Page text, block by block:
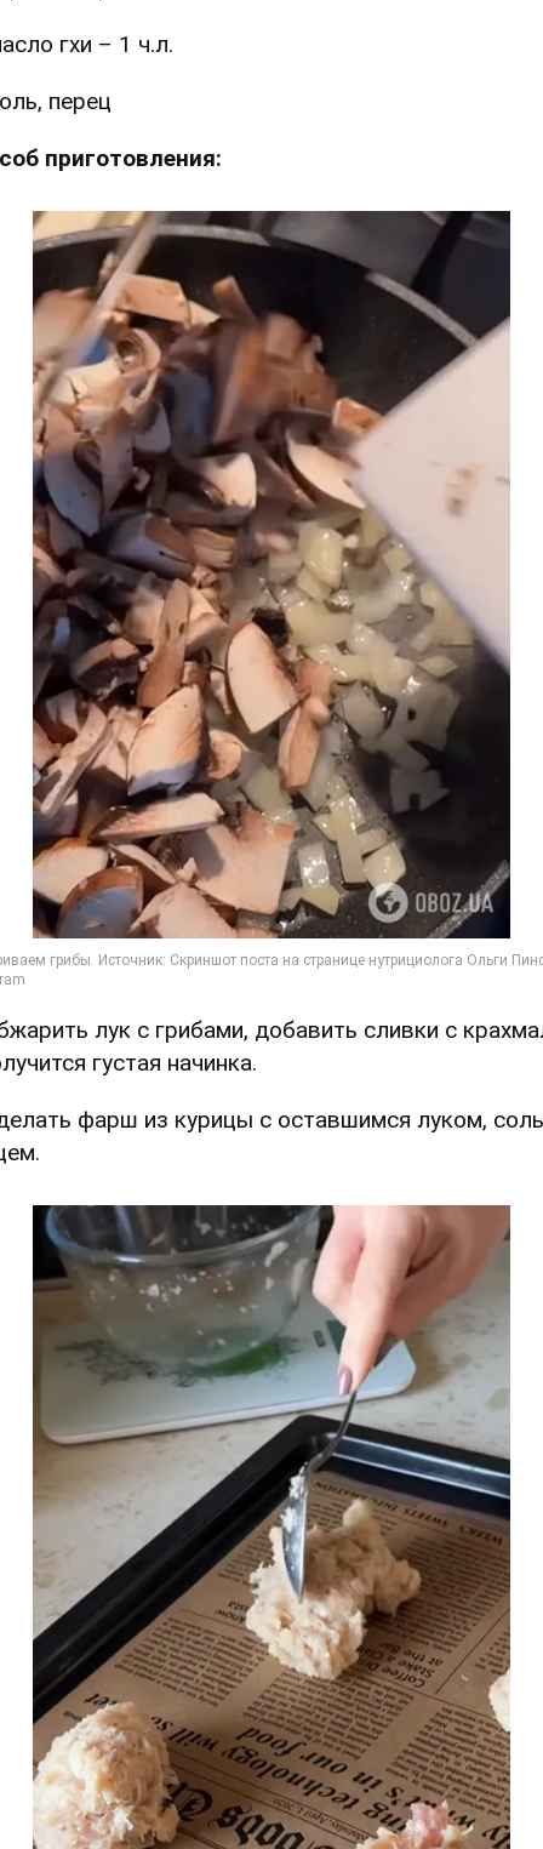
гхи – 1 ч.л.
перец
приготовления:
лук с грибами, добавить сливки с
густая начинка.
фарш из курицы с оставшимся луком,